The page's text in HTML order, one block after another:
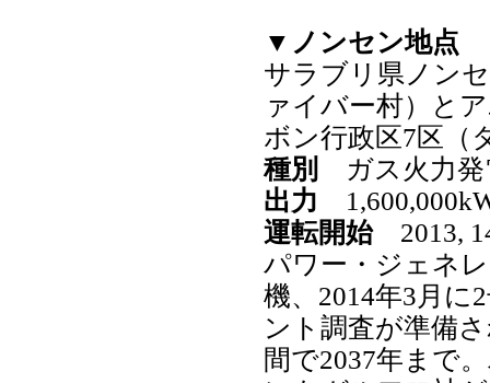
▼ノンセン地点
サラブリ県ノン
ァイバー村）と
ボン行政区7区（
種別
ガス火力発
出力
運転開始2013,
パワー・ジェネ
機、2014年3月に
ント調査が準備
間で2037年まで